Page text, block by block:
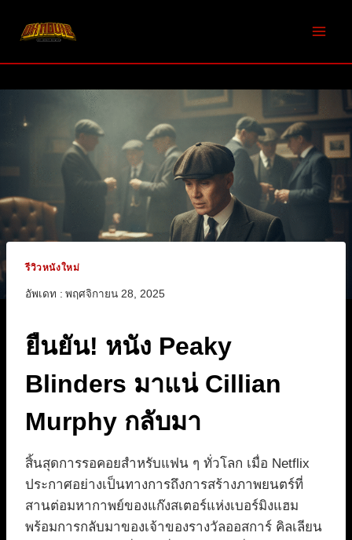
รีวิวหนังใหม่
อัพเดท : พฤศจิกายน 28, 2025
ยืนยัน! หนัง Peaky
Blinders มาแน่ Cillian
Murphy กลับมา
สิ้นสุดการรอคอยสำหรับแฟน ๆ ทั่วโลก เมื่อ Netflix
ประกาศอย่างเป็นทางการถึงการสร้างภาพยนตร์ที่
สานต่อมหากาพย์ของแก๊งสเตอร์แห่งเบอร์มิงแฮม
พร้อมการกลับมาของเจ้าของรางวัลออสการ์ คิลเลียน